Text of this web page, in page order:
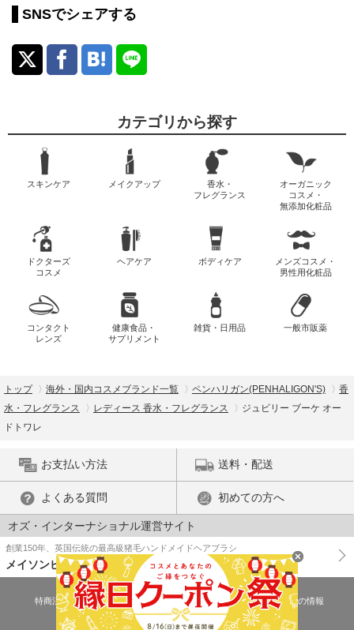
SNSでシェアする
カテゴリから探す
スキンケア メイクアップ
香水・
フレグランス
オーガニック
コスメ・
無添加化粧品
ドクターズ
コスメ
ヘアケア ボディケア
メンズコスメ・
男性用化粧品
コンタクト
レンズ
健康食品・
サプリメント
雑貨・日用品 一般市販薬
トップ 海外・国内コスメブランド一覧 ペンハリガン(PENHALIGON'S)
香
水・フレグランス
レディース 香水・フレグランス
ジュビリー ブーケ オー
ドトワレ
お支払い方法 送料・配送
よくある質問 初めての方へ
オズ・インターナショナル運営サイト
創業150年、英国伝統の最高級猪毛ハンドメイドヘアブラシ
メイソンピアソン
特商法に基づく表示 プライバシーポリシー
医薬品販売許可証の情報
ご利用規約
PC版で表示